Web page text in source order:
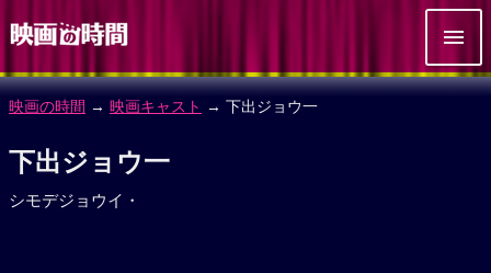
映画の時間 → 映画キャスト → 下出ジョウ一
下出ジョウ一
シモデジョウイ・